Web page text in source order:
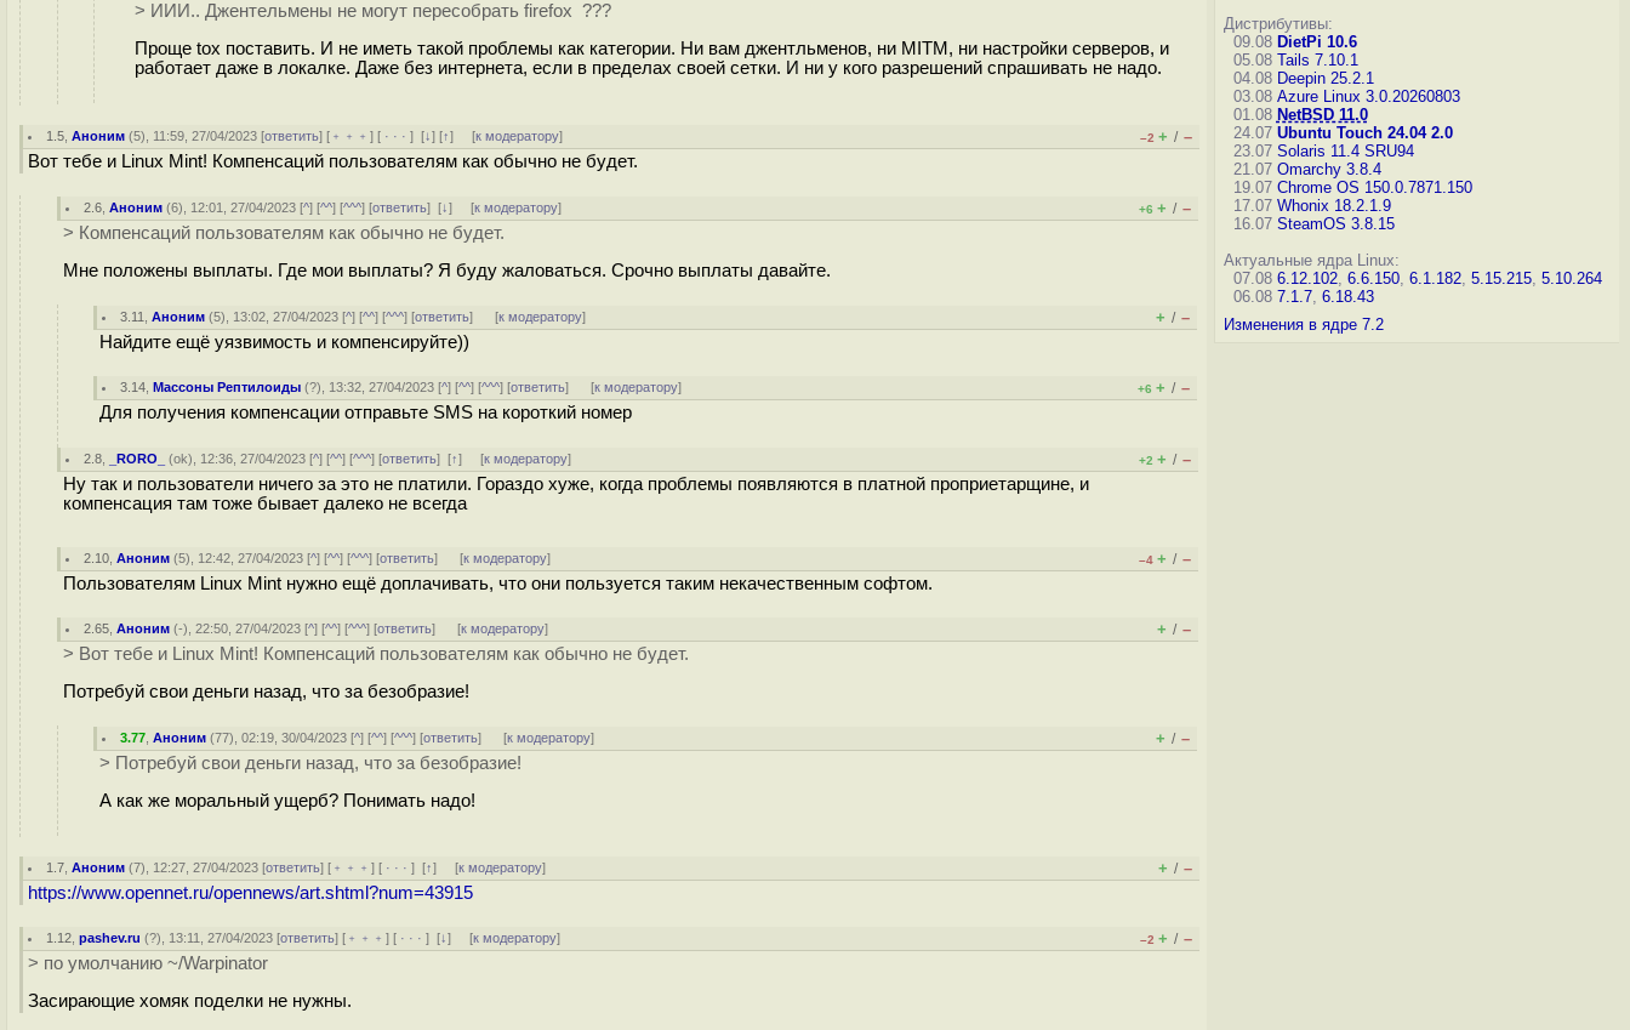
> ИИИ.. Джентельмены не могут пересобрать firefox ???
Проще tox поставить. И не иметь такой проблемы как категории. Ни вам джентльменов, ни MITM, ни настройки серверов, и
работает даже в локалке. Даже без интернета, если в пределах своей сетки. И ни у кого разрешений спрашивать не надо.
1.5 ,Аноним (5), 11:59, 27/04/2023 [ответить] [ ﹢﹢﹢] [ · · ·][↓] [↑] [к модератору] –2 + / –
Вот тебе и Linux Mint! Компенсаций пользователям как обычно не будет.
2.6 ,Аноним (6), 12:01, 27/04/2023 [^] [^^] [^^^] [ответить][↓] [к модератору] +6 + / –
> Компенсаций пользователям как обычно не будет.
Мне положены выплаты. Где мои выплаты? Я буду жаловаться. Срочно выплаты давайте.
3.11 ,Аноним (5), 13:02, 27/04/2023 [^] [^^] [^^^] [ответить] [к модератору] + / –
Найдите ещё уязвимость и компенсируйте))
3.14 ,Массоны Рептилоиды (?), 13:32, 27/04/2023 [^] [^^] [^^^] [ответить] [к модератору] +6 + / –
Для получения компенсации отправьте SMS на короткий номер
2.8 _RORO_ (ok), 12:36, 27/04/2023 [^] [^^] [^^^] [ответить][↑] [к модератору] +2 + / –
Ну так и пользователи ничего за это не платили. Гораздо хуже, когда проблемы появляются в платной проприетарщине, и
компенсация там тоже бывает далеко не всегда
2.10 ,Аноним (5), 12:42, 27/04/2023 [^] [^^] [^^^] [ответить] [к модератору] –4 + / –
Пользователям Linux Mint нужно ещё доплачивать, что они пользуется таким некачественным софтом.
2.65 ,Аноним (-), 22:50, 27/04/2023 [^] [^^] [^^^] [ответить] [к модератору] + / –
> Вот тебе и Linux Mint! Компенсаций пользователям как обычно не будет.
Потребуй свои деньги назад, что за безобразие!
3.77 ,Аноним (77), 02:19, 30/04/2023 [^] [^^] [^^^] [ответить] [к модератору] + / –
> Потребуй свои деньги назад, что за безобразие!
А как же моральный ущерб? Понимать надо!
1.7 ,Аноним (7), 12:27, 27/04/2023 [ответить] [ ﹢﹢﹢] [ · · ·][↑] [к модератору] + / –
https://www.opennet.ru/opennews/art.shtml?num=43915
1.12 ,pashev.ru (?), 13:11, 27/04/2023 [ответить] [ ﹢﹢﹢] [ · · ·][↓] [к модератору] –2 + / –
> по умолчанию ~/Warpinator
Засирающие хомяк поделки не нужны.
Дистрибутивы:
09.08 DietPi 10.6
05.08 Tails 7.10.1
04.08 Deepin 25.2.1
03.08 Azure Linux 3.0.20260803
01.08 NetBSD 11.0
24.07 Ubuntu Touch 24.04 2.0
23.07 Solaris 11.4 SRU94
21.07 Omarchy 3.8.4
19.07 Chrome OS 150.0.7871.150
17.07 Whonix 18.2.1.9
16.07 SteamOS 3.8.15
Актуальные ядра Linux:
07.08 6.12.102, 6.6.150, 6.1.182, 5.15.215, 5.10.264
06.08 7.1.7, 6.18.43
Изменения в ядре 7.2